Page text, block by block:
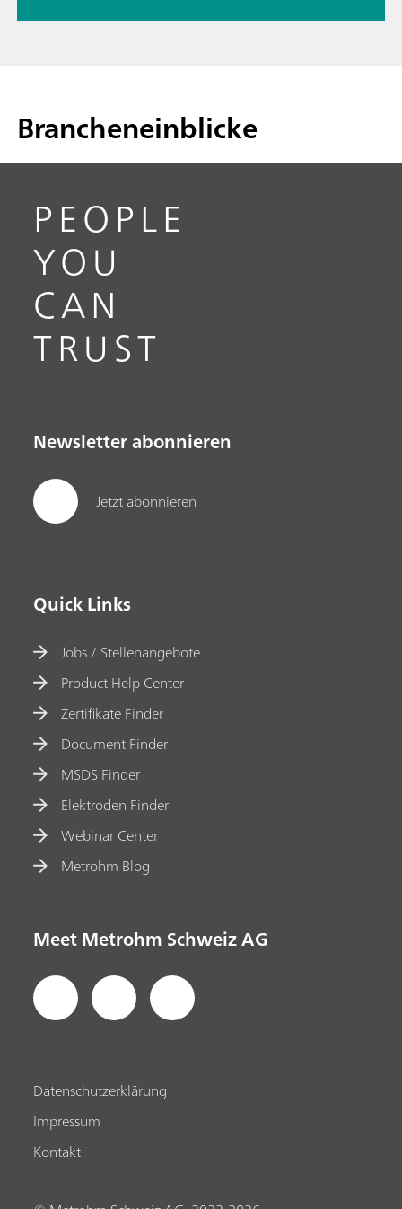
Brancheneinblicke
PEOPLE
YOU
CAN
TRUST
Newsletter abonnieren
Jetzt abonnieren
Quick Links
Jobs / Stellenangebote
Product Help Center
Zertifikate Finder
Document Finder
MSDS Finder
Elektroden Finder
Webinar Center
Metrohm Blog
Meet Metrohm Schweiz AG
Datenschutzerklärung
Impressum
Kontakt